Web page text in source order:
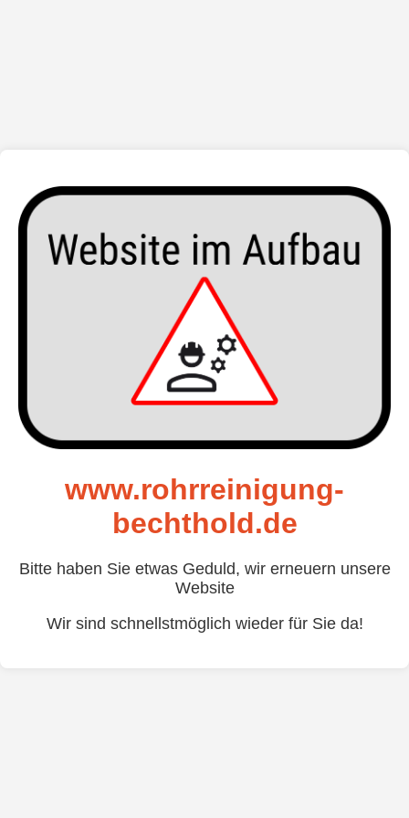
www.rohrreinigung-
bechthold.de
Bitte haben Sie etwas Geduld, wir erneuern unsere
Website
Wir sind schnellstmöglich wieder für Sie da!